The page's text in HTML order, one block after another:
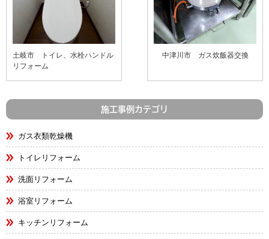
土岐市 トイレ、水栓ハンドル
リフォーム
中津川市 ガス炊飯器交換
施工事例カテゴリ
ガス衣類乾燥機
トイレリフォーム
洗面リフォーム
浴室リフォーム
キッチンリフォーム